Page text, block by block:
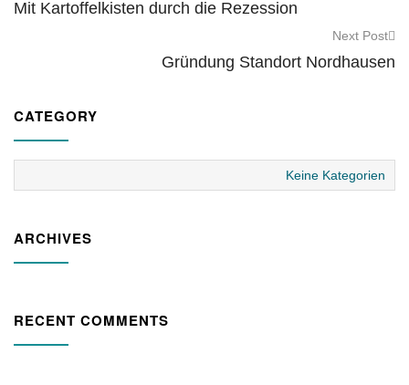
Mit Kartoffelkisten durch die Rezession
Next Post
Gründung Standort Nordhausen
CATEGORY
Keine Kategorien
ARCHIVES
RECENT COMMENTS